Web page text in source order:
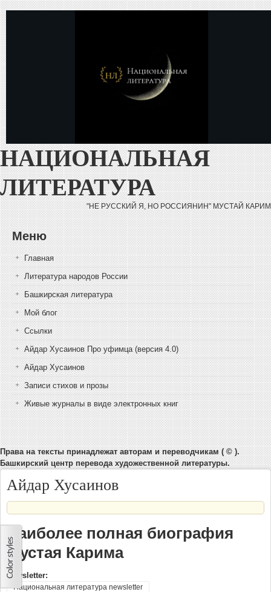
НАЦИОНАЛЬНАЯ
ЛИТЕРАТУРА
"НЕ РУССКИЙ Я, НО РОССИЯНИН" МУСТАЙ КАРИМ
Меню
Главная
Литература народов России
Башкирская литература
Мой блог
Ссылки
Айдар Хусаинов Про уфимца (версия 4.0)
Айдар Хусаинов
Записи стихов и прозы
Живые журналы в виде электронных книг
Права на тексты принадлежат авторам и переводчикам ( © ).
Башкирский центр перевода художественной литературы.
Айдар Хусаинов
Наиболее полная биография
Мустая Карима
Newsletter:
Национальная литература newsletter